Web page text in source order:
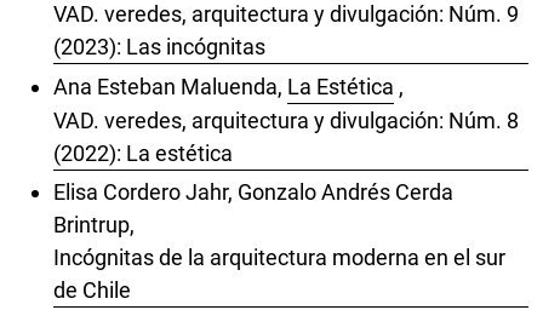
VAD. veredes, arquitectura y divulgación: Núm. 9
(2023): Las incógnitas
Ana Esteban Maluenda, La Estética ,
VAD. veredes, arquitectura y divulgación: Núm. 8
(2022): La estética
Elisa Cordero Jahr, Gonzalo Andrés Cerda
Brintrup,
Incógnitas de la arquitectura moderna en el sur
de Chile